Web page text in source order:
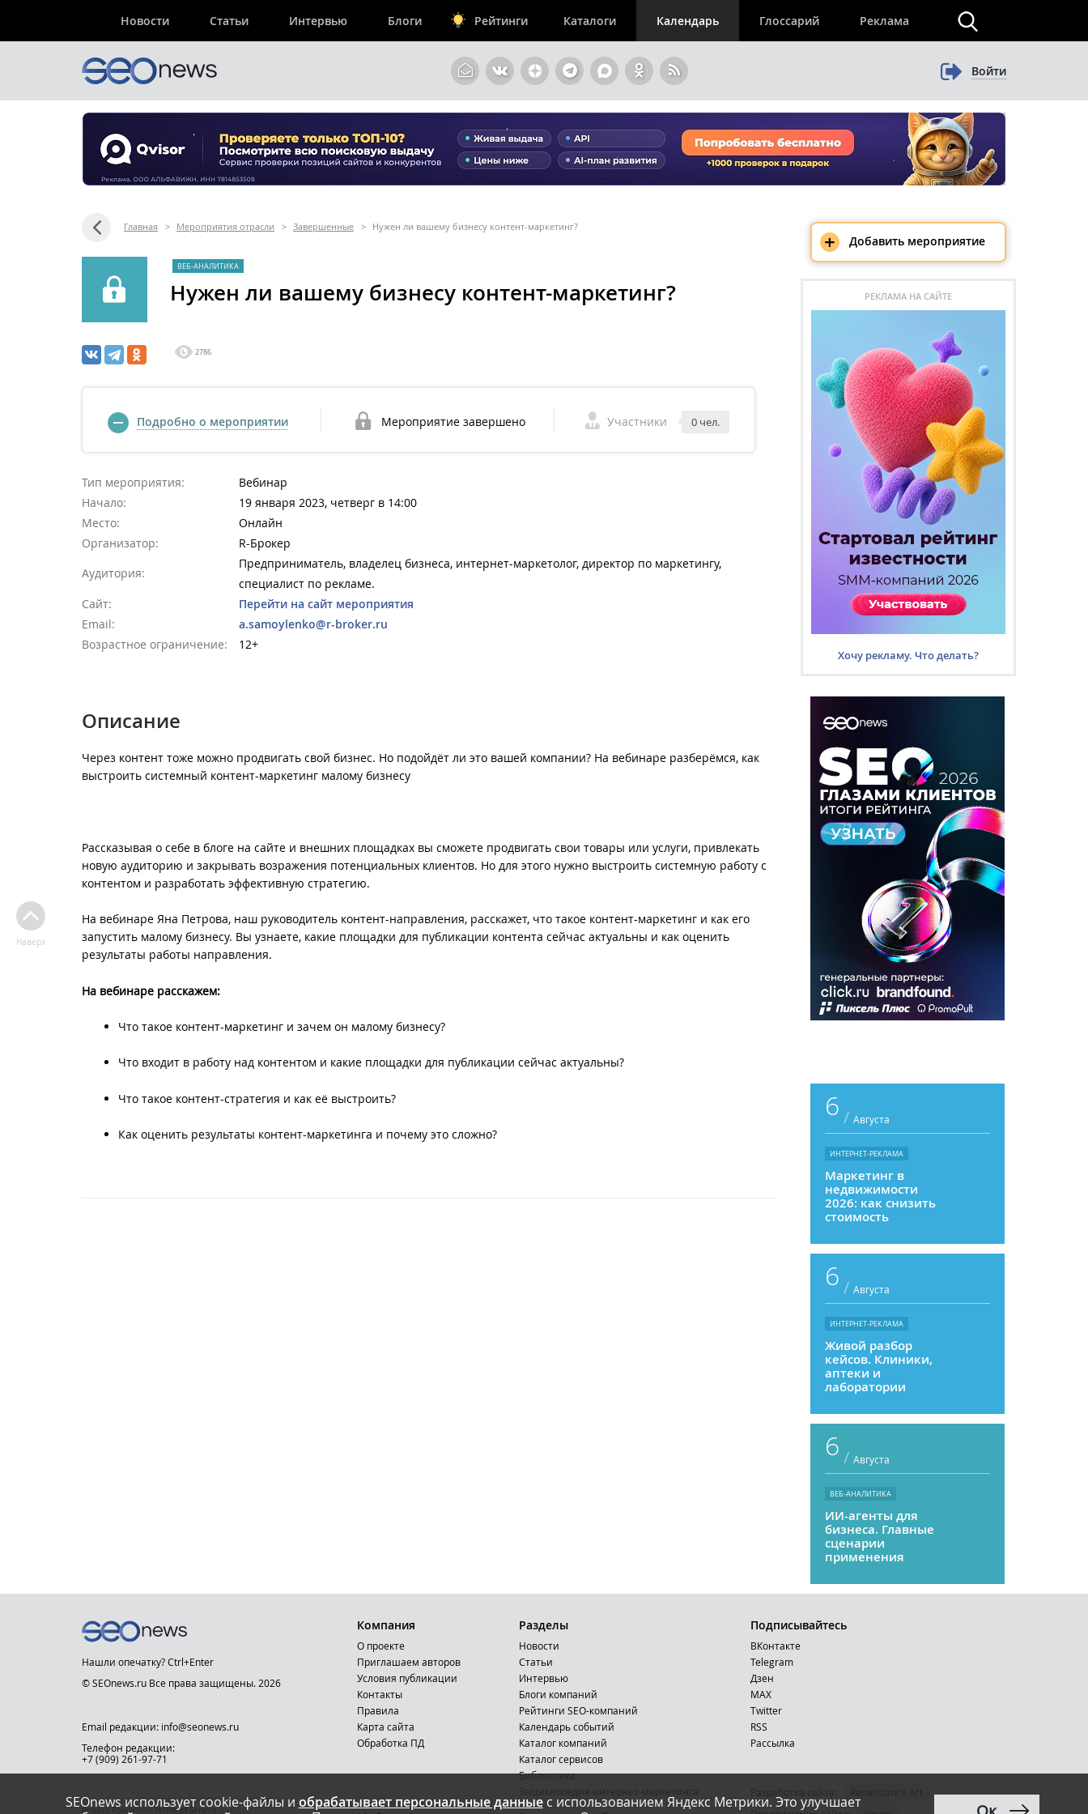
Новости Статьи Интервью Блоги Рейтинги Каталоги Календарь Глоссарий Реклама
Войти
Главная > Мероприятия отрасли > Завершенные > Нужен ли вашему бизнесу контент-маркетинг?
ВЕБ-АНАЛИТИКА
Нужен ли вашему бизнесу контент-маркетинг?
2786
Подробно о мероприятии Мероприятие завершено Участники 0 чел.
Тип мероприятия:
Вебинар
Начало:
19 января 2023, четверг в 14:00
Место:
Онлайн
Организатор:
R-Брокер
Аудитория:
Предприниматель, владелец бизнеса, интернет-маркетолог, директор по маркетингу,
специалист по рекламе.
Сайт:
Перейти на сайт мероприятия
Email:
a.samoylenko@r-broker.ru
Возрастное ограничение:
12+
Описание
Через контент тоже можно продвигать свой бизнес. Но подойдёт ли это вашей компании? На вебинаре разберёмся, как
выстроить системный контент-маркетинг малому бизнесу
Рассказывая о себе в блоге на сайте и внешних площадках вы сможете продвигать свои товары или услуги, привлекать
новую аудиторию и закрывать возражения потенциальных клиентов. Но для этого нужно выстроить системную работу с
контентом и разработать эффективную стратегию.
На вебинаре Яна Петрова, наш руководитель контент-направления, расскажет, что такое контент-маркетинг и как его
запустить малому бизнесу. Вы узнаете, какие площадки для публикации контента сейчас актуальны и как оценить
результаты работы направления.
На вебинаре расскажем:
Что такое контент-маркетинг и зачем он малому бизнесу?
Что входит в работу над контентом и какие площадки для публикации сейчас актуальны?
Что такое контент-стратегия и как её выстроить?
Как оценить результаты контент-маркетинга и почему это сложно?
Наверх
+ Добавить мероприятие
РЕКЛАМА НА САЙТЕ
Хочу рекламу. Что делать?
6 / Августа
ИНТЕРНЕТ-РЕКЛАМА
Маркетинг в
недвижимости
2026: как снизить
стоимость
увеличить
продажи
6 / Августа
ИНТЕРНЕТ-РЕКЛАМА
Живой разбор
кейсов. Клиники,
аптеки и
лаборатории
6 / Августа
ВЕБ-АНАЛИТИКА
ИИ-агенты для
бизнеса. Главные
сценарии
применения
SEOnews использует cookie-файлы и обрабатывает персональные данныес использованием Яндекс Метрики. Это улучшает
Нашли опечатку? Ctrl+Enter
© SEOnews.ru Все права защищены. 2026
Email редакции: info@seonews.ru
Телефон редакции:
+7 (909) 261-97-71
This site is protected by reCAPTCHA and the Google
Privacy Policyand Terms of Serviceapply.
Компания
О проекте
Приглашаем авторов
Условия публикации
Контакты
Правила
Карта сайта
Обработка ПД
Разделы
Новости
Статьи
Интервью
Блоги компаний
Рейтинги SEO-компаний
Календарь событий
Каталог компаний
Каталог сервисов
Библиотека
Подписывайтесь
ВКонтакте
Telegram
Дзен
MAX
Тwitter
RSS
Рассылка